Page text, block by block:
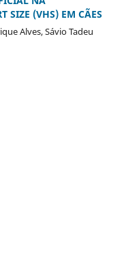
SIZE (VHS) EM CÃES
Alves, Sávio Tadeu